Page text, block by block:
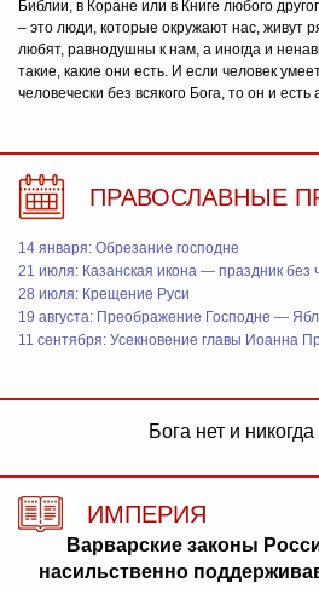
Библии, в Коране или в Книге любого
– это люди, которые окружают нас, живут
любят, равнодушны к нам, а иногда и
такие, какие они есть. И если человек
человечески без всякого Бога, то он и есть
ПРАВОСЛАВНЫЕ
14 января: Обрезание господне
21 июля: Казанская икона — праздник без
28 июля: Крещение Руси
19 августа: Преображение Господне —
11 сентября: Усекновение главы Иоанна
Бога нет и
ИМПЕРИЯ
Варварские законы
насильственно